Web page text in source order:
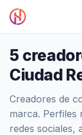
5
Ciudad
Creadores de
marca. Perfiles
redes sociales,